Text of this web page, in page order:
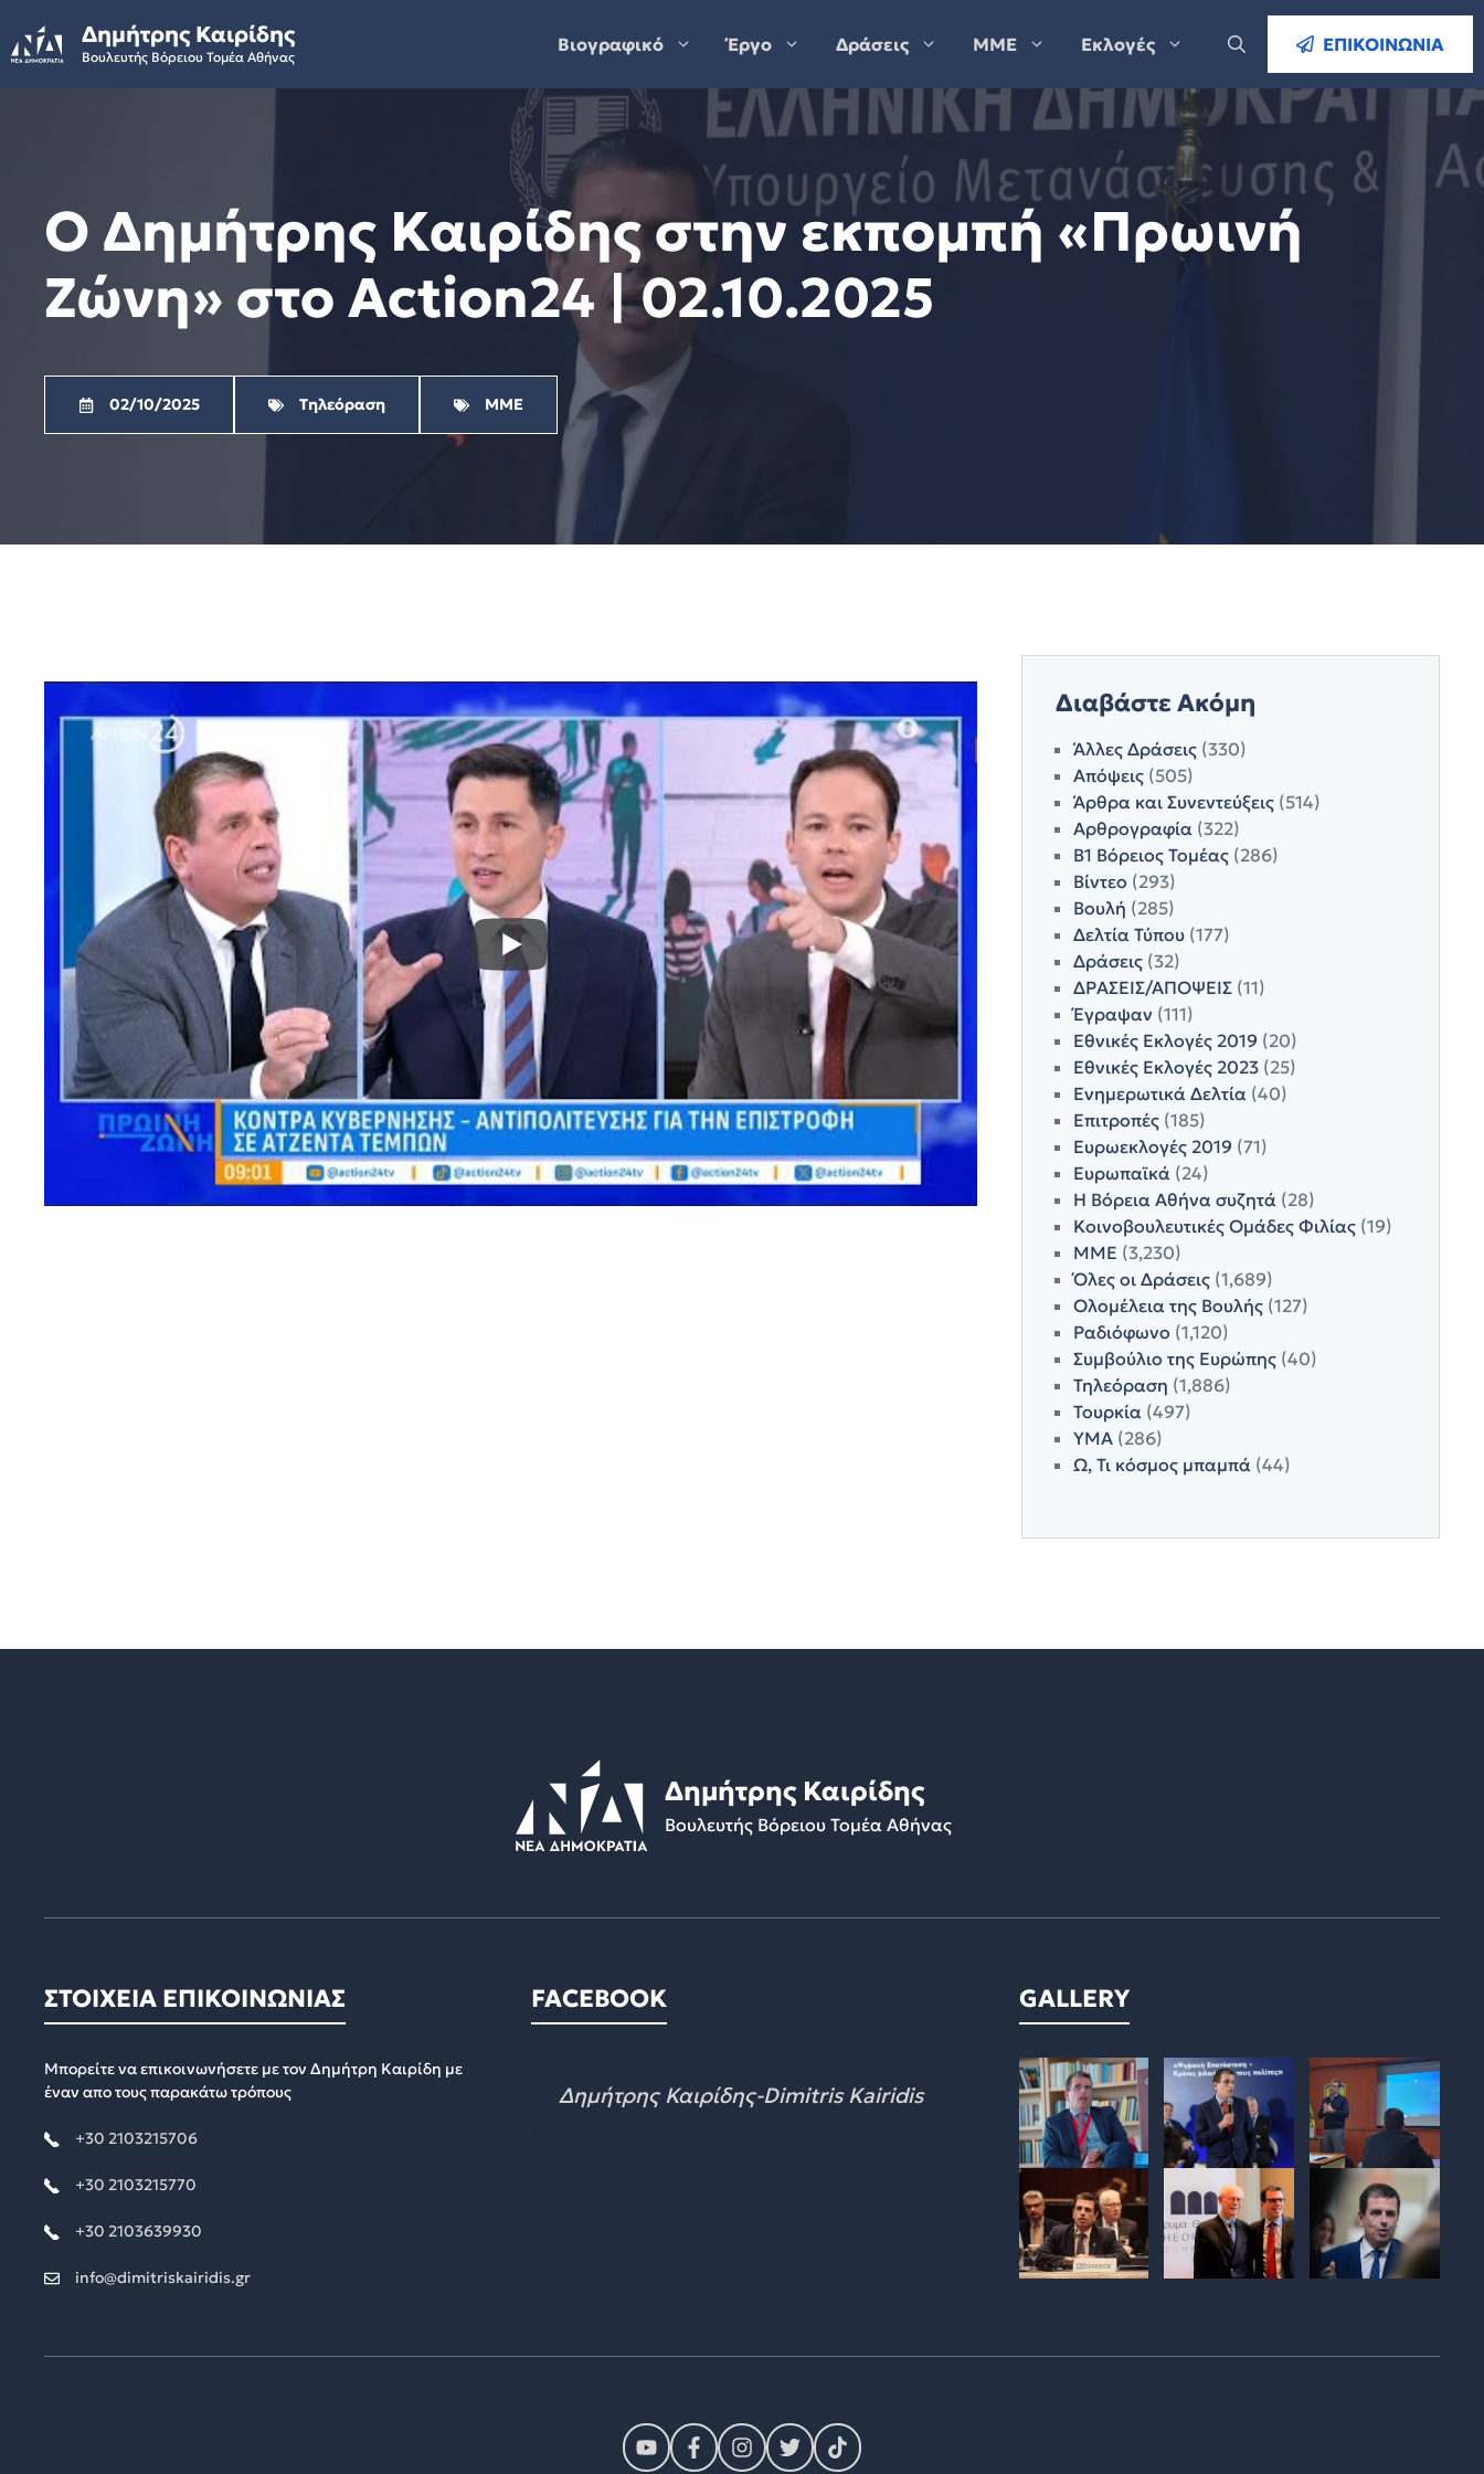
to
content
Δημήτρης Καιρίδης
Βουλευτής Βόρειου Τομέα Αθήνας
Βιογραφικό Έργο Δράσεις ΜΜΕ Εκλογές ΕΠΙΚΟΙΝΩΝΙΑ
Ο Δημήτρης Καιρίδης στην εκπομπή «Πρωινή
Ζώνη» στο Action24 | 02.10.2025
02/10/2025 Τηλεόραση ΜΜΕ
Διαβάστε Ακόμη
Άλλες Δράσεις(330)
Απόψεις(505)
Άρθρα και Συνεντεύξεις(514)
Αρθρογραφία(322)
Β1 Βόρειος Τομέας(286)
Βίντεο (293)
Βουλή (285)
Δελτία Τύπου(177)
Δράσεις(32)
ΔΡΑΣΕΙΣ/ΑΠΟΨΕΙΣ(11)
Έγραψαν (111)
Εθνικές Εκλογές 2019 (20)
Εθνικές Εκλογές 2023(25)
Ενημερωτικά Δελτία(40)
Επιτροπές(185)
Ευρωεκλογές 2019 (71)
Ευρωπαϊκά(24)
Η Βόρεια Αθήνα συζητά(28)
Κοινοβουλευτικές Ομάδες Φιλίας(19)
ΜΜΕ (3,230)
Όλες οι Δράσεις(1,689)
Ολομέλεια της Βουλής(127)
Ραδιόφωνο (1,120)
Συμβούλιο της Ευρώπης(40)
Τηλεόραση (1,886)
Τουρκία(497)
ΥΜΑ(286)
Ω, Τι κόσμος μπαμπά(44)
Δημήτρης Καιρίδης
Βουλευτής Βόρειου Τομέα Αθήνας
ΣΤΟΙΧΕΙΑ ΕΠΙΚΟΙΝΩΝΙΑΣ
Μπορείτε να επικοινωνήσετε με τον Δημήτρη Καιρίδη με
έναν απο τους παρακάτω τρόπους
+30 2103215706
+30 2103215770
+30 2103639930
info@dimitriskairidis.gr
FACEBOOK
Δημήτρης Καιρίδης-Dimitris Kairidis
GALLERY